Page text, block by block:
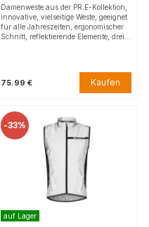
Damenweste aus der PR.E-Kollektion,
innovative, vielseitige Weste, geeignet
für alle Jahreszeiten, ergonomischer
Schnitt, reflektierende Elemente, drei…
75.99 € Kaufen
-33%
auf Lager